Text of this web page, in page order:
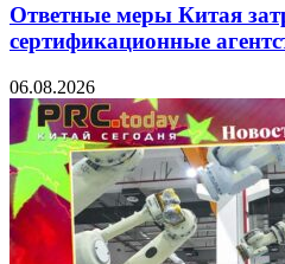
Ответные меры Китая
сертификационные
06.08.2026